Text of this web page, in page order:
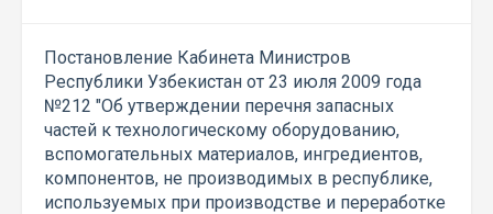
Постановление Кабинета Министров
Республики Узбекистан от 23 июля 2009 года
№212 "Об утверждении перечня запасных
частей к технологическому оборудованию,
вспомогательных материалов, ингредиентов,
компонентов, не производимых в республике,
используемых при производстве и переработке